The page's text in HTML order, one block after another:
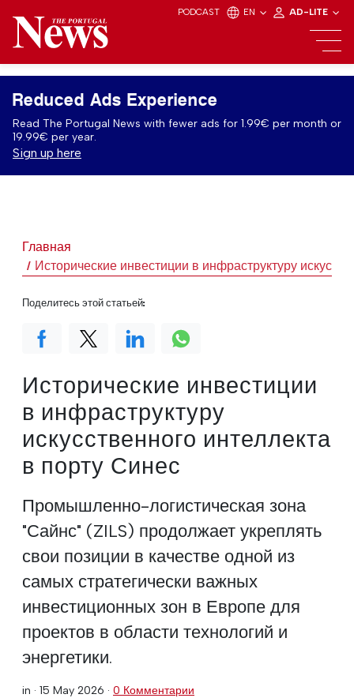
PODCAST EN AD-LITE
Reduced Ads Experience
Read The Portugal News with fewer ads for 1.99€ per month or
19.99€ per year.
Sign up here
Главная
Исторические инвестиции в инфраструктуру
Исторические инвестиции
в инфраструктуру
искусственного интеллекта
в порту Синес
Промышленно-логистическая зона
"Сайнс" (ZILS) продолжает укреплять
свои позиции в качестве одной из
самых стратегически важных
инвестиционных зон в Европе для
проектов в области технологий и
энергетики.
in · 15 May 2026 · 0 Комментарии
Поделитесь этой статьей: